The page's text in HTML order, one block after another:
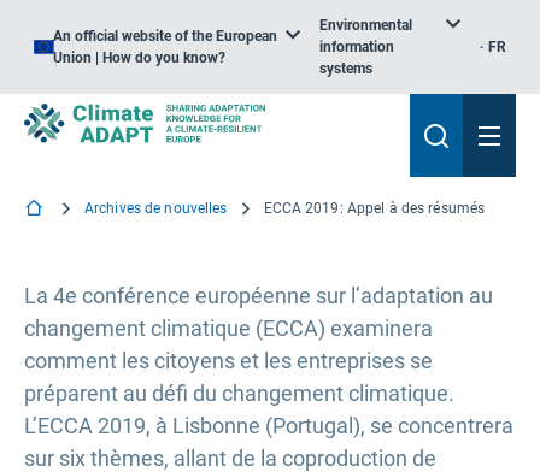
An official website of the European
Union | How do you know?
Environmental
information
systems
FR
Archives de nouvelles ECCA 2019: Appel à des résumés
La 4e conférence européenne sur l’adaptation au
changement climatique (ECCA) examinera
comment les citoyens et les entreprises se
préparent au défi du changement climatique.
L’ECCA 2019, à Lisbonne (Portugal), se concentrera
sur six thèmes, allant de la coproduction de